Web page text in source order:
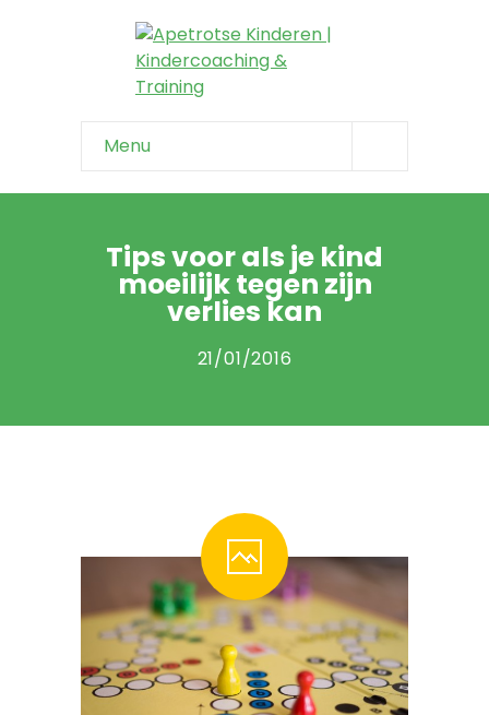
Menu
Home
Info & tips
-- Onzeker kind
-- Negatief zelfbeeld
-- Gevoelig kind
-- Boos kind
-- Verlegen kind
-- Weinig vrienden
Tips voor als je kind
moeilijk tegen zijn
verlies kan
21/01/2016